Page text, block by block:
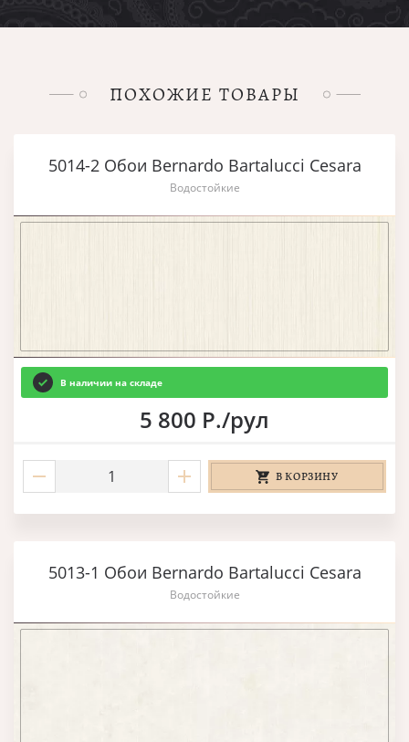
ПОХОЖИЕ ТОВАРЫ
5014-2 Обои Bernardo Bartalucci Cesara
Водостойкие
В наличии на складе
5 800 Р./рул
В КОРЗИНУ
5013-1 Обои Bernardo Bartalucci Cesara
Водостойкие